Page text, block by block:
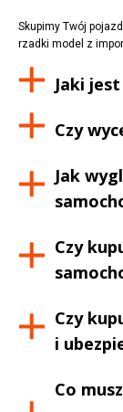
Skupimy Twój
rzadki model z
Jaki
Czy
Jak
Czy
Czy
i
Co